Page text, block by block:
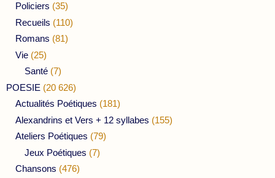
Policiers (35)
Recueils (110)
Romans (81)
Vie (25)
Santé (7)
POESIE (20 626)
Actualités Poétiques (181)
Alexandrins et Vers + 12 syllabes (155)
Ateliers Poétiques (79)
Jeux Poétiques (7)
Chansons (476)